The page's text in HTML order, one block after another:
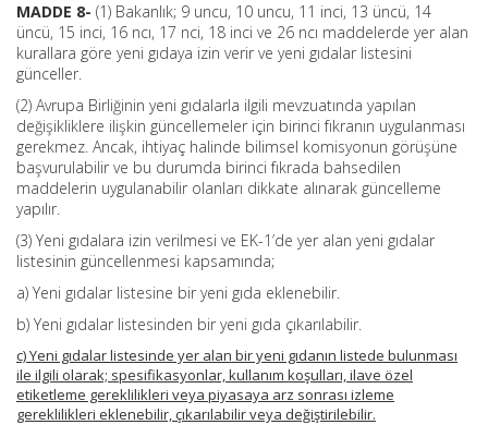
MADDE 8- (1) Bakanlık; 9 uncu, 10 uncu, 11 inci, 13 üncü, 14
üncü, 15 inci, 16 ncı, 17 nci, 18 inci ve 26 ncı maddelerde yer alan
kurallara göre yeni gıdaya izin verir ve yeni gıdalar listesini
günceller.
(2) Avrupa Birliğinin yeni gıdalarla ilgili mevzuatında yapılan
değişikliklere ilişkin güncellemeler için birinci fıkranın uygulanması
gerekmez. Ancak, ihtiyaç halinde bilimsel komisyonun görüşüne
başvurulabilir ve bu durumda birinci fıkrada bahsedilen
maddelerin uygulanabilir olanları dikkate alınarak güncelleme
yapılır.
(3) Yeni gıdalara izin verilmesi ve EK-1’de yer alan yeni gıdalar
listesinin güncellenmesi kapsamında;
a) Yeni gıdalar listesine bir yeni gıda eklenebilir.
b) Yeni gıdalar listesinden bir yeni gıda çıkarılabilir.
c) Yeni gıdalar listesinde yer alan bir yeni gıdanın listede bulunması
ile ilgili olarak; spesifikasyonlar, kullanım koşulları, ilave özel
etiketleme gereklilikleri veya piyasaya arz sonrası izleme
gereklilikleri eklenebilir, çıkarılabilir veya değiştirilebilir.